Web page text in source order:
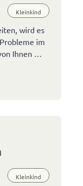
Kleinkind
wird es
im
Ihnen …
Kleinkind